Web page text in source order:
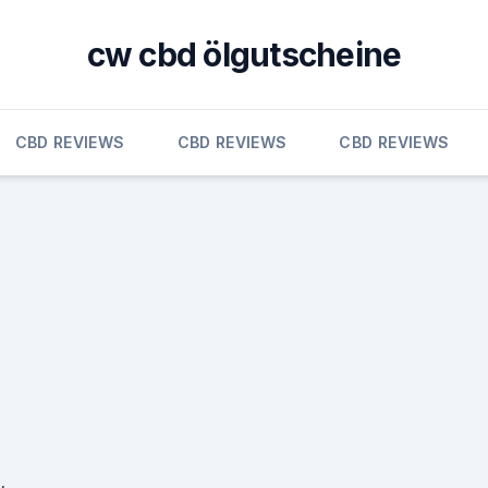
cw cbd ölgutscheine
CBD REVIEWS CBD REVIEWS CBD REVIEWS